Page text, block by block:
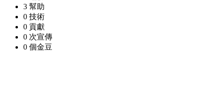
3 幫助
0 技術
0 貢獻
0 次宣傳
0 個金豆